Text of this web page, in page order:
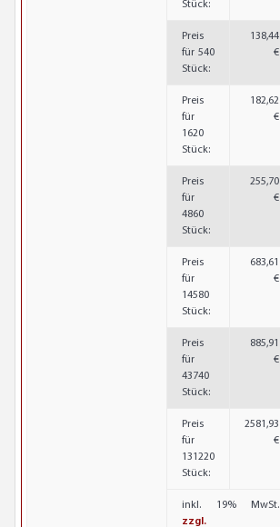
Stück:
Preis
für 540
Stück:
138,44
€
Preis
für
1620
Stück:
182,62
€
Preis
für
4860
Stück:
255,70
€
Preis
für
14580
Stück:
683,61
€
Preis
für
43740
Stück:
885,91
€
Preis
für
131220
Stück:
2581,93
€
inkl. 19% MwSt.
zzgl.